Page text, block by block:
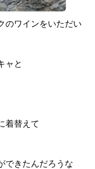
のワインをいただい
ャと
着替えて
できたんだろうな